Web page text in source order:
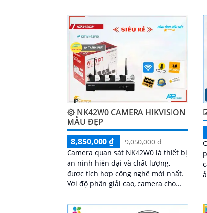
۞ NK42W0 CAMERA HIKVISION
MẪU ĐẸP
8,850,000 ₫
9,050,000 ₫
Camera quan sát NK42W0 là thiết bị
an ninh hiện đại và chất lượng,
được tích hợp công nghệ mới nhất.
Với độ phân giải cao, camera cho
sắc